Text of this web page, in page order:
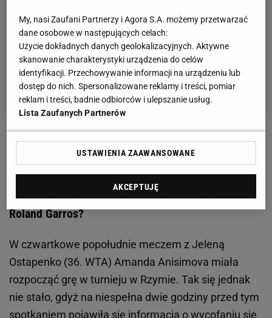
Zobacz wideoDaria Abramowicz może zostać z Igą
Świątek do końca! "Bardzo jej ufa"
Amanda Anisimova nie zagra w Rzymie. Co z
Roland Garros?
W czwartkowe popołudnie meczem z Jeleną
Ostapenko (36. WTA) Amanda Anisimova miała
rozpocząć grę w turnieju w Rzymie. Tak się jednak
nie stało, gdyż na niespełna dwie godziny przed tym
spotkaniem pojawiła się informacja o wycofaniu się
My, nasi Zaufani Partnerzy i Agora S.A. możemy przetwarzać
dane osobowe w następujących celach:
Użycie dokładnych danych geolokalizacyjnych. Aktywne
skanowanie charakterystyki urządzenia do celów
identyfikacji. Przechowywanie informacji na urządzeniu lub
dostęp do nich. Spersonalizowane reklamy i treści, pomiar
reklam i treści, badnie odbiorców i ulepszanie usług.
Lista Zaufanych Partnerów
USTAWIENIA ZAAWANSOWANE
AKCEPTUJĘ